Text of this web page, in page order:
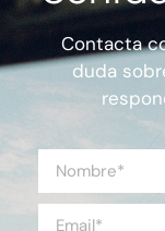
Contacta
duda